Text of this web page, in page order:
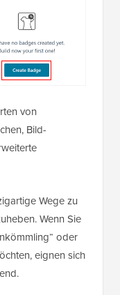
von
Bild-
Wege zu
Wenn Sie
oder
eignen sich